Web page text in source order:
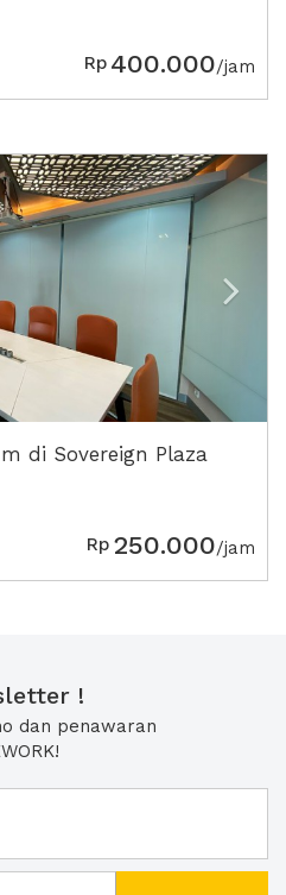
Rp 400.000/jam
Next
di Sovereign Plaza
Rp 250.000/jam
!
dan penawaran